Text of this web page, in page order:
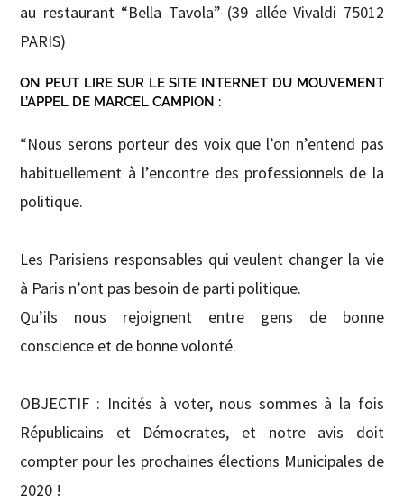
au restaurant “Bella Tavola” (39 allée Vivaldi 75012
PARIS)
ON PEUT LIRE SUR LE SITE INTERNET DU MOUVEMENT
L’APPEL DE MARCEL CAMPION :
“Nous serons porteur des voix que l’on n’entend pas
habituellement à l’encontre des professionnels de la
politique.
Les Parisiens responsables qui veulent changer la vie
à Paris n’ont pas besoin de parti politique.
Qu’ils nous rejoignent entre gens de bonne
conscience et de bonne volonté.
OBJECTIF : Incités à voter, nous sommes à la fois
Républicains et Démocrates, et notre avis doit
compter pour les prochaines élections Municipales de
2020 !